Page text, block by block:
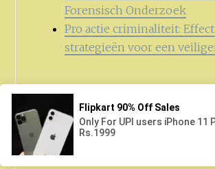
Forensisch Onderzoek
Pro actie criminaliteit:
strategieën voor een
Zoeken
naar: